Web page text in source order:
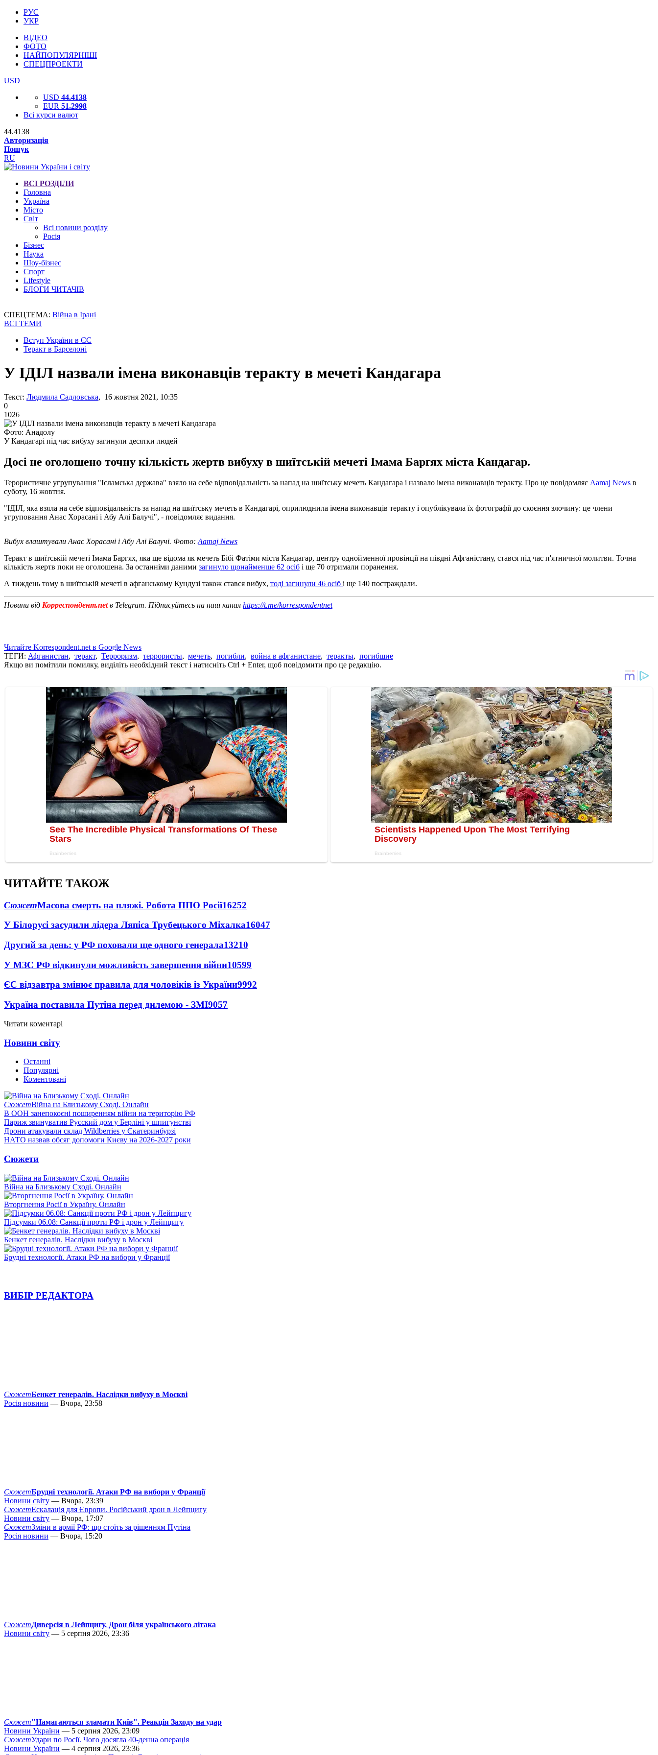
РУС
УКР
ВІДЕО
ФОТО
НАЙПОПУЛЯРНІШІ
СПЕЦПРОЕКТИ
USD
USD 44.4138
EUR 51.2998
Всі курси валют
44.4138
Авторизація
Пошук
RU
ВСІ РОЗДІЛИ
Головна
Україна
Місто
Світ
Всі новини розділу
Росія
Бізнес
Наука
Шоу-бізнес
Спорт
Lifestyle
БЛОГИ ЧИТАЧІВ
СПЕЦТЕМА: Війна в Ірані
ВСІ ТЕМИ
Вступ України в ЄС
Теракт в Барселоні
У ІДІЛ назвали імена виконавців теракту в мечеті Кандагара
Текст: Людмила Садловська, 16 жовтня 2021, 10:35
0
1026
Фото: Анадолу
У Кандагарі під час вибуху загинули десятки людей
Досі не оголошено точну кількість жертв вибуху в шиїтській мечеті Імама Баргях міста Кандагар.
Терористичне угрупування "Ісламська держава" взяло на себе відповідальність за напад на шиїтську мечеть Кандагара і назвало імена виконавців теракту. Про це повідомляє Aamaj News в
суботу, 16 жовтня.
"ІДІЛ, яка взяла на себе відповідальність за напад на шиїтську мечеть в Кандагарі, оприлюднила імена виконавців теракту і опублікувала їх фотографії до скоєння злочину: це члени
угруповання Анас Хорасані і Абу Алі Балучі", - повідомляє видання.
Вибух влаштували Анас Хорасані і Абу Алі Балучі. Фото: Aamaj News
Теракт в шиїтській мечеті Імама Баргях, яка ще відома як мечеть Бібі Фатіми міста Кандагар, центру однойменної провінції на півдні Афганістану, стався під час п'ятничної молитви. Точна
кількість жертв поки не оголошена. За останніми даними загинуло щонайменше 62 осіб і ще 70 отримали поранення.
А тиждень тому в шиїтській мечеті в афганському Кундузі також стався вибух, тоді загинули 46 осіб і ще 140 постраждали.
Новини від Корреспондент.netв Telegram. Підписуйтесь на наш канал https://t.me/korrespondentnet
Читайте Korrespondent.net в Google News
ТЕГИ: Афганистан, теракт, Терроризм, террористы, мечеть, погибли, война в афганистане, теракты, погибшие
Якщо ви помітили помилку, виділіть необхідний текст і натисніть Ctrl + Enter, щоб повідомити про це редакцію.
ЧИТАЙТЕ ТАКОЖ
СюжетМасова смерть на пляжі. Робота ППО Росії16252
У Білорусі засудили лідера Ляпіса Трубецького Міхалка16047
Другий за день: у РФ поховали ще одного генерала13210
У МЗС РФ відкинули можливість завершення війни10599
ЄС відзавтра змінює правила для чоловіків із України9992
Україна поставила Путіна перед дилемою - ЗМІ9057
Читати коментарі
Новини світу
Останні
Популярні
Коментовані
СюжетВійна на Близькому Сході. Онлайн
В ООН занепокоєні поширенням війни на територію РФ
Париж звинуватив Русский дом у Берліні у шпигунстві
Дрони атакували склад Wildberries у Єкатеринбурзі
НАТО назвав обсяг допомоги Києву на 2026-2027 роки
Сюжети
Війна на Близькому Сході. Онлайн
Вторгнення Росії в Україну. Онлайн
Підсумки 06.08: Санкції проти РФ і дрон у Лейпцигу
Бенкет генералів. Наслідки вибуху в Москві
Брудні технології. Атаки РФ на вибори у Франції
ВИБІР РЕДАКТОРА
СюжетБенкет генералів. Наслідки вибуху в Москві
Росія новини — Вчора, 23:58
СюжетБрудні технології. Атаки РФ на вибори у Франції
Новини світу — Вчора, 23:39
СюжетЕскалація для Європи. Російський дрон в Лейпцигу
Новини світу — Вчора, 17:07
СюжетЗміни в армії РФ: що стоїть за рішенням Путіна
Росія новини — Вчора, 15:20
СюжетДиверсія в Лейпцигу. Дрон біля українського літака
Новини світу — 5 серпня 2026, 23:36
Сюжет"Намагаються зламати Київ". Реакція Заходу на удар
Новини України — 5 серпня 2026, 23:09
СюжетУдари по Росії. Чого досягла 40-денна операція
Новини України — 4 серпня 2026, 23:36